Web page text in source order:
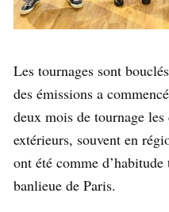
Les tournages sont
des émissions a
deux mois de tournage les
extérieurs, souvent en
ont été comme
banlieue de Paris.